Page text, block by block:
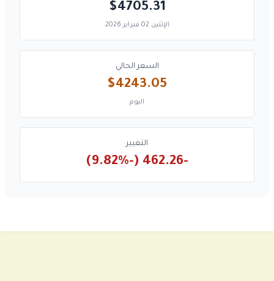
$4705.31
الإثنين 02 فبراير 2026
السعر الحالي
$4243.05
اليوم
التغيير
-462.26 (-9.82%)